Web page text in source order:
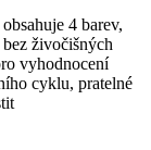
4 barev,
živočišných
vyhodnocení
cyklu, pratelné